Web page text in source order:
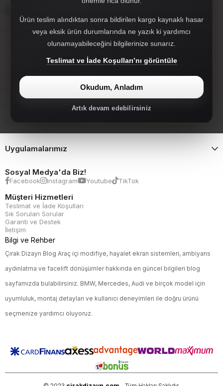
Far, Stop ve Sisler
Tampon ve Tampon Setleri
Tampon Ekleri ve Difizörler
Facelift Dönüşüm Setleri
Hayalet Ekran
Uygulamalarımız
Sosyal Medya'da Biz!
Facebook Instagram Youtube TikTok
Müşteri Hizmetleri
Teslimat ve İade Koşulları
Sık Sorulan Sorular
Garanti ve Destek
İletişim
Bilgi ve Rehber
Çırak Dizayn Blog Araç içi modifiye, hayalet ekran sistemleri, ambiyans
aydınlatma ve facelift dönüşümler hakkında en güncel bilgileri blog
sayfamızda bulabilirsiniz. BMW, Mercedes, Audi ve birçok model için
uyumluluk, montaj detayları ve kullanıcı deneyimleri ile doğru ürünü
seçmenize yardımcı oluyoruz.
Ürün teslim alındıktan sonra bildirilen kargo kaynaklı hasar
veya eksik ürün durumlarında ne yazık ki yardımcı
olunamayabileceğini bilgilerinize sunarız.
Teslimat ve İade Koşulları’nı görüntüle
Okudum, Anladım
Artık devam edebilirsiniz